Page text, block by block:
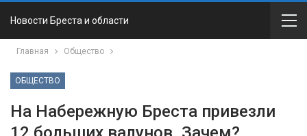
Новости Бреста и области
Главная Общество
ОБЩЕСТВО
На Набережную Бреста привезли